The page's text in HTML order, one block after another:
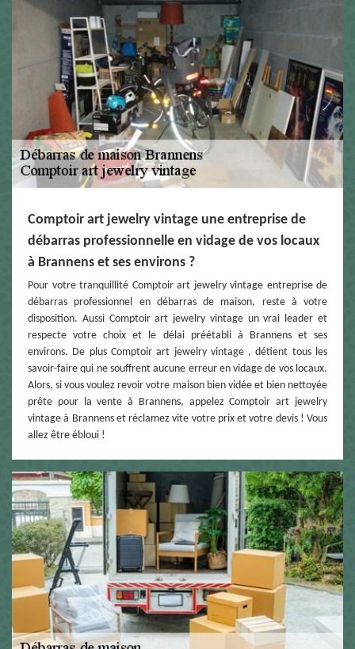
Comptoir art jewelry vintage une entreprise de
débarras professionnelle en vidage de vos locaux
à Brannens et ses environs ?
Pour votre tranquillité Comptoir art jewelry vintage entreprise de
débarras professionnel en débarras de maison, reste à votre
disposition. Aussi Comptoir art jewelry vintage un vrai leader et
respecte votre choix et le délai préétabli à Brannens et ses
environs. De plus Comptoir art jewelry vintage , détient tous les
savoir-faire qui ne souffrent aucune erreur en vidage de vos locaux.
Alors, si vous voulez revoir votre maison bien vidée et bien nettoyée
prête pour la vente à Brannens, appelez Comptoir art jewelry
vintage à Brannens et réclamez vite votre prix et votre devis ! Vous
allez être ébloui !